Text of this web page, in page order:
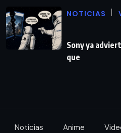
NOTICIAS
Sony ya
que
Noticias Anime